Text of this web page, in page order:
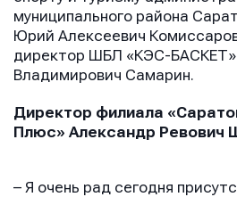
муниципального района
Юрий Алексеевич
директор ШБЛ «КЭС-
Владимирович Самарин.
Директор филиала
Плюс» Александр Ревович
– Я очень рад сегодня